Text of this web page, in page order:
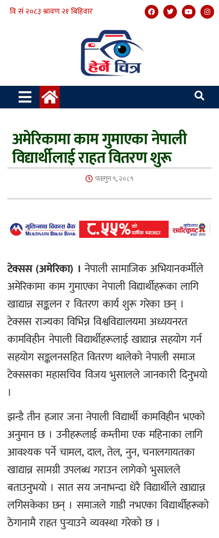
अमेरिकामा काम गुमाएका नेपाली
विद्यार्थीलाई राहत वितरण शुरू
फाल्गुन १, २०८१
टेक्सस (अमेरिका) । नेपाली सामाजिक अभियानकर्मीले
अमेरिकामा काम गुमाएका नेपाली विद्यार्थीहरूका लागि
खाद्यान्न सङ्कलन र वितरण कार्य शुरू गरेका छन् ।
टेक्सस राज्यका विभिन्न विश्वविद्यालयमा अध्ययनरत
कामविहीन नेपाली विद्यार्थीहरूलाई खाद्यान्न सहयोग गर्न
सहयोग सङ्कलनसहित वितरण थालेको नेपाली समाज
टेक्ससका महासचिव विजय भुसालले जानकारी दिनुभयो
।
झन्डै तीन हजार जना नेपाली विद्यार्थी कामविहीन भएको
अनुमान छ । उनीहरूलाई कम्तीमा एक महिनाका लागि
आवश्यक पर्ने चामल, दाल, तेल, नुन, चनालगायतका
खाद्यान्न सामग्री उपलब्ध गराउन लागेको भुसालले
बताउनुभयो । सात सय जनाभन्दा धेरै विद्यार्थीले खाद्यान्न
लगिसकेका छन् । समाजले गाडी नभएका विद्यार्थीहरूको
ठेगानामै राहत पुर्‍याउने व्यवस्था गरेको छ ।